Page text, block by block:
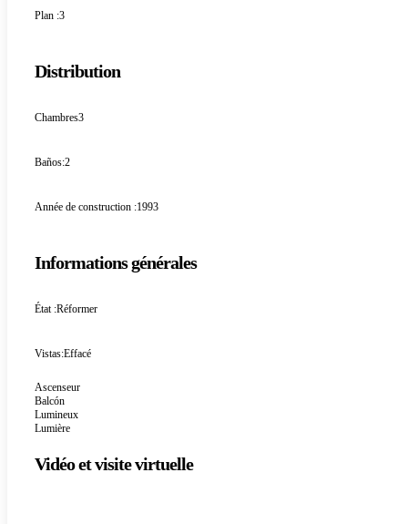
Plan :3
Distribution
Chambres3
Baños:2
Année de construction :1993
Informations générales
État :Réformer
Vistas:Effacé
Ascenseur
Balcón
Lumineux
Lumière
Vidéo et visite virtuelle